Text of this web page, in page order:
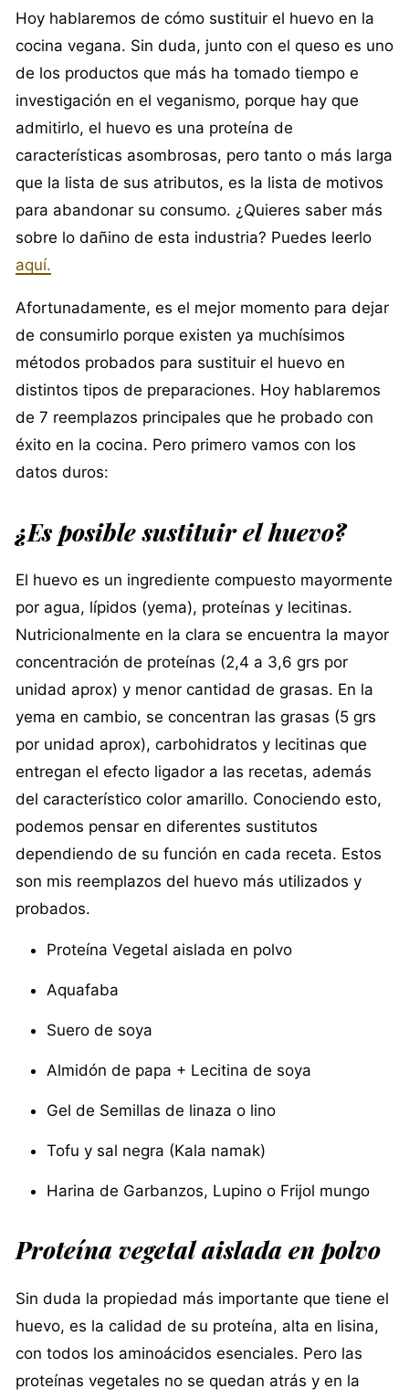
Hoy hablaremos de cómo sustituir el huevo en la
cocina vegana. Sin duda, junto con el queso es uno
de los productos que más ha tomado tiempo e
investigación en el veganismo, porque hay que
admitirlo, el huevo es una proteína de
características asombrosas, pero tanto o más larga
que la lista de sus atributos, es la lista de motivos
para abandonar su consumo. ¿Quieres saber más
sobre lo dañino de esta industria? Puedes leerlo
aquí.
Afortunadamente, es el mejor momento para dejar
de consumirlo porque existen ya muchísimos
métodos probados para sustituir el huevo en
distintos tipos de preparaciones. Hoy hablaremos
de 7 reemplazos principales que he probado con
éxito en la cocina. Pero primero vamos con los
datos duros:
¿Es posible sustituir el huevo?
El huevo es un ingrediente compuesto mayormente
por agua, lípidos (yema), proteínas y lecitinas.
Nutricionalmente en la clara se encuentra la mayor
concentración de proteínas (2,4 a 3,6 grs por
unidad aprox) y menor cantidad de grasas. En la
yema en cambio, se concentran las grasas (5 grs
por unidad aprox), carbohidratos y lecitinas que
entregan el efecto ligador a las recetas, además
del característico color amarillo. Conociendo esto,
podemos pensar en diferentes sustitutos
dependiendo de su función en cada receta. Estos
son mis reemplazos del huevo más utilizados y
probados.
Proteína Vegetal aislada en polvo
Aquafaba
Suero de soya
Almidón de papa + Lecitina de soya
Gel de Semillas de linaza o lino
Tofu y sal negra (Kala namak)
Harina de Garbanzos, Lupino o Frijol mungo
Proteína vegetal aislada en polvo
Sin duda la propiedad más importante que tiene el
huevo, es la calidad de su proteína, alta en lisina,
con todos los aminoácidos esenciales. Pero las
proteínas vegetales no se quedan atrás y en la